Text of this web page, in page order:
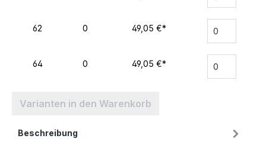
62 0 49,05 €*
64 0 49,05 €*
Varianten in den Warenkorb
Beschreibung